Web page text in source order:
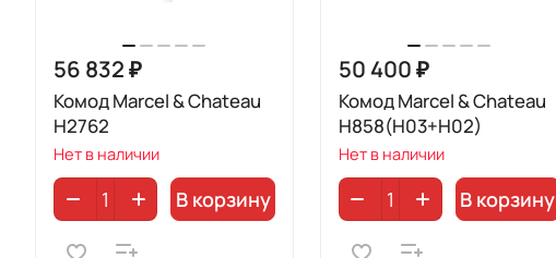
56 832 ₽
Комод Marcel & Chateau
H2762
Нет в наличии
В корзину
50 400 ₽
Комод Marcel & Chateau
H858(H03+H02)
Нет в наличии
В корзину